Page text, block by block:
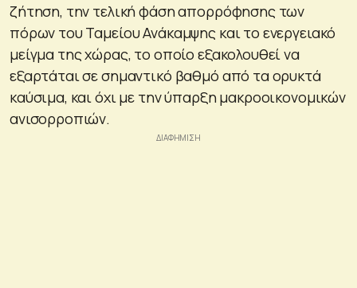
ζήτηση, την τελική φάση απορρόφησης των
πόρων του Ταμείου Ανάκαμψης και το ενεργειακό
μείγμα της χώρας, το οποίο εξακολουθεί να
εξαρτάται σε σημαντικό βαθμό από τα ορυκτά
καύσιμα, και όχι με την ύπαρξη μακροοικονομικών
ανισορροπιών.